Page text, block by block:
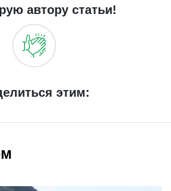
автору статьи!
этим: